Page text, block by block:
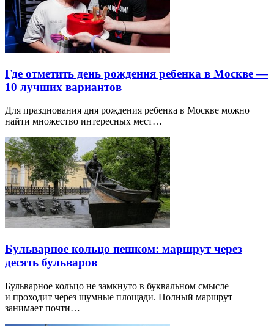
Где отметить день рождения ребенка в Москве —
10 лучших вариантов
Для празднования дня рождения ребенка в Москве можно
найти множество интересных мест…
Бульварное кольцо пешком: маршрут через
десять бульваров
Бульварное кольцо не замкнуто в буквальном смысле
и проходит через шумные площади. Полный маршрут
занимает почти…